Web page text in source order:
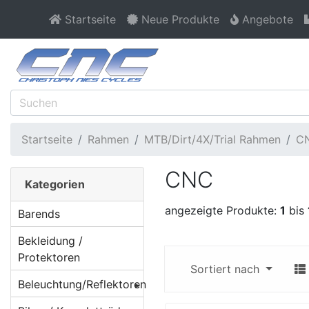
Startseite Neue Produkte Angebote
Startseite Rahmen MTB/Dirt/4X/Trial Rahmen
CNC
angezeigte Produkte: 1 bis
Sortiert nach
Kategorien
Barends
Bekleidung /
Protektoren
Beleuchtung/Reflektoren